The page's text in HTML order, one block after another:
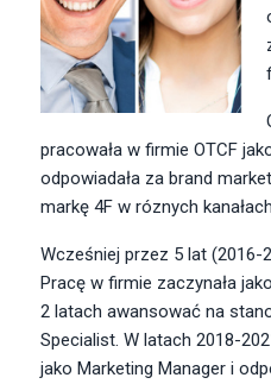
pracowała w firmie OTCF
odpowiadała za brand
markę 4F w róznych
Wcześniej przez 5 lat (2016-
Pracę w firmie zaczynała
2 latach awansować na
Specialist. W latach 2018-
jako Marketing Manager i